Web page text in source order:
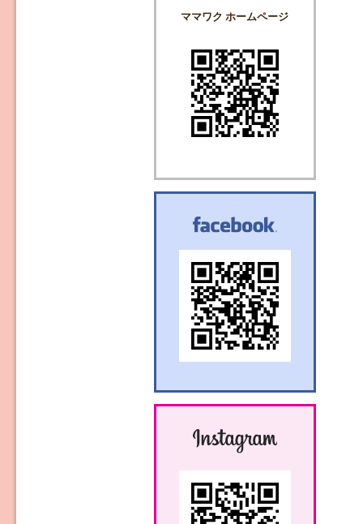
ママワク ホームページ